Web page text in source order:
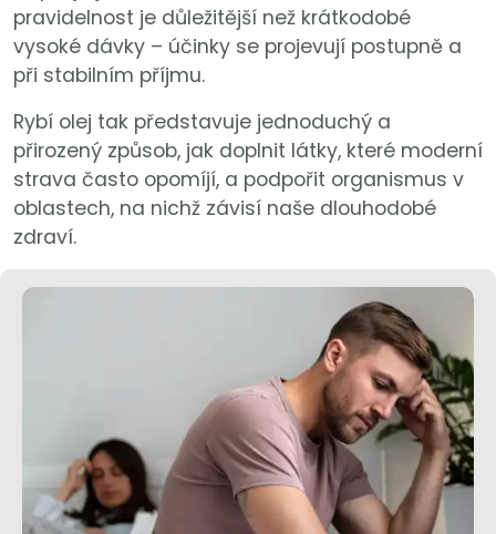
pravidelnost je důležitější než krátkodobé
vysoké dávky – účinky se projevují postupně a
při stabilním příjmu.
Rybí olej tak představuje jednoduchý a
přirozený způsob, jak doplnit látky, které moderní
strava často opomíjí, a podpořit organismus v
oblastech, na nichž závisí naše dlouhodobé
zdraví.